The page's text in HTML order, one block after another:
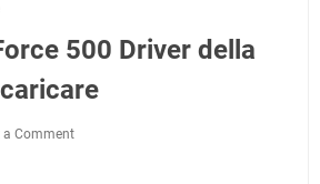
500 Driver della
a Comment